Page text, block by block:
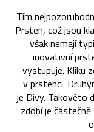
Tím
Prsten, což jsou
však nemají
inovativní
vystupuje. Kliku
v prstenci.
je Divy. Takovéto
zdobí je